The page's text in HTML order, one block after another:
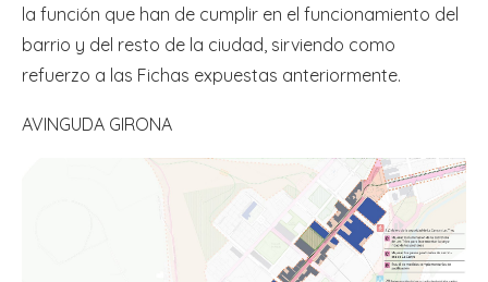
la función que han de cumplir en el funcionamiento del
barrio y del resto de la ciudad, sirviendo como
refuerzo a las Fichas expuestas anteriormente.
AVINGUDA GIRONA